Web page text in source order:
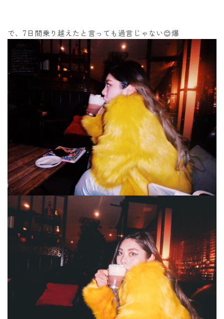
で、7日間乗り越えたと言っても過言じゃない😊爆